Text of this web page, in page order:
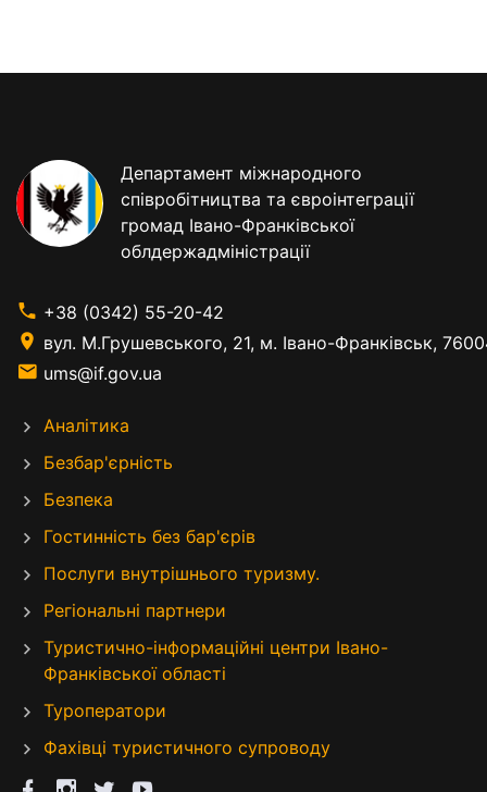
Департамент міжнародного
співробітництва та євроінтеграції
громад Івано-Франківської
облдержадміністрації
+38 (0342) 55-20-42
вул. М.Грушевського, 21, м. Івано-Франківськ,
ums@if.gov.ua
Аналітика
Безбар'єрність
Безпека
Гостинність без бар'єрів
Послуги внутрішнього туризму.
Регіональні партнери
Туристично-інформаційні центри Івано-
Франківської області
Туроператори
Фахівці туристичного супроводу